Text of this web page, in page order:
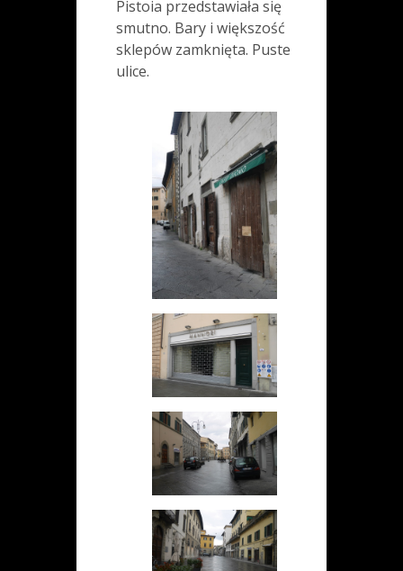
Pistoia przedstawiała się
smutno. Bary i większość
sklepów zamknięta. Puste
ulice.